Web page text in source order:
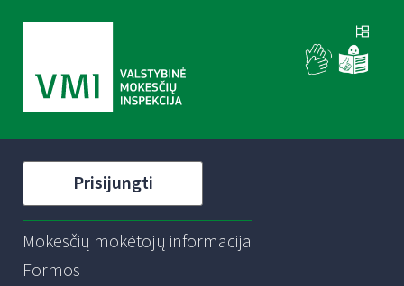
Prisijungti
Mokesčių mokėtojų informacija
Formos